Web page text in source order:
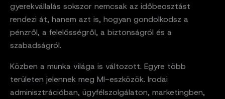
gyerekvállalás sokszor nemcsak az időbeosztást
rendezi át, hanem azt is, hogyan gondolkodsz a
pénzről, a felelősségről, a biztonságról és a
szabadságról.
Közben a munka világa is változott. Egyre több
területen jelennek meg MI-eszközök. Irodai
adminisztrációban, ügyfélszolgálaton, marketingben,